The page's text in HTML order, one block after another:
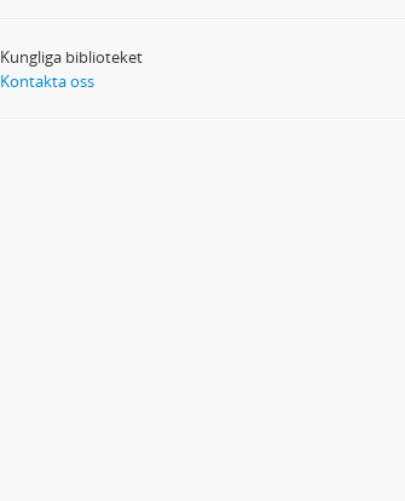
Kungliga biblioteket
Kontakta oss